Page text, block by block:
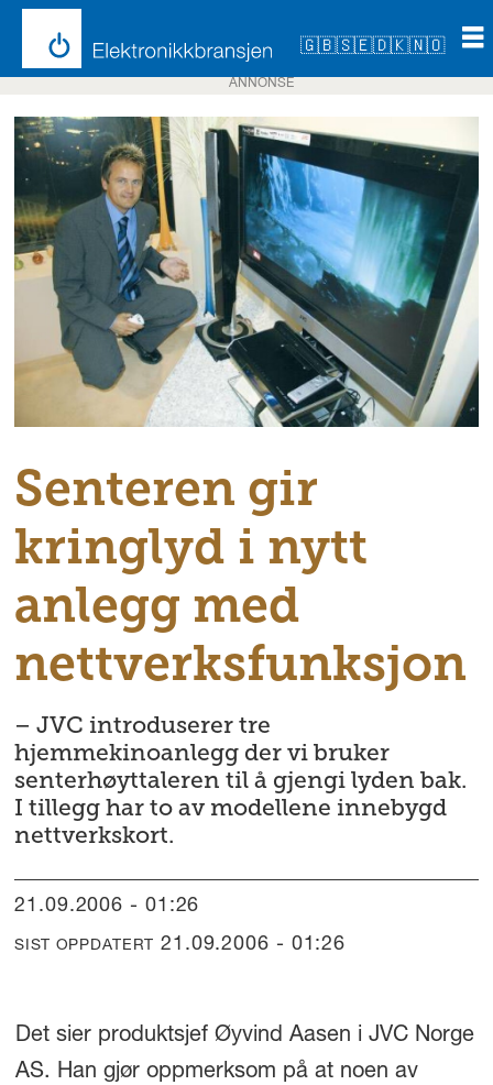
🇬🇧🇸🇪🇩🇰🇳🇴
ANNONSE
Senteren gir
kringlyd i nytt
anlegg med
nettverksfunksjon
– JVC introduserer tre
hjemmekinoanlegg der vi bruker
senterhøyttaleren til å gjengi lyden bak.
I tillegg har to av modellene innebygd
nettverkskort.
21.09.2006 - 01:26
SIST OPPDATERT 21.09.2006 - 01:26
Det sier produktsjef Øyvind Aasen i JVC Norge
AS. Han gjør oppmerksom på at noen av